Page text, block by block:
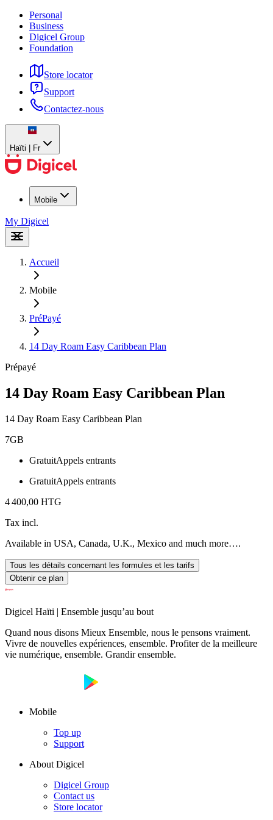
Personal
Business
Digicel Group
Foundation
Store locator
Support
Contactez-nous
Haïti | Fr
Mobile
My Digicel
Accueil
Mobile
PréPayé
14 Day Roam Easy Caribbean Plan
Prépayé
14 Day Roam Easy Caribbean Plan
14 Day Roam Easy Caribbean Plan
7GB
GratuitAppels entrants
GratuitAppels entrants
4 400,00 HTG
Tax incl.
Available in USA, Canada, U.K., Mexico and much more….
Tous les détails concernant les formules et les tarifs
Obtenir ce plan
Digicel Haïti | Ensemble jusqu’au bout
Quand nous disons Mieux Ensemble, nous le pensons vraiment.
Vivre de nouvelles expériences, ensemble. Profiter de la meilleure
vie numérique, ensemble. Grandir ensemble.
Mobile
Top up
Support
About Digicel
Digicel Group
Contact us
Store locator